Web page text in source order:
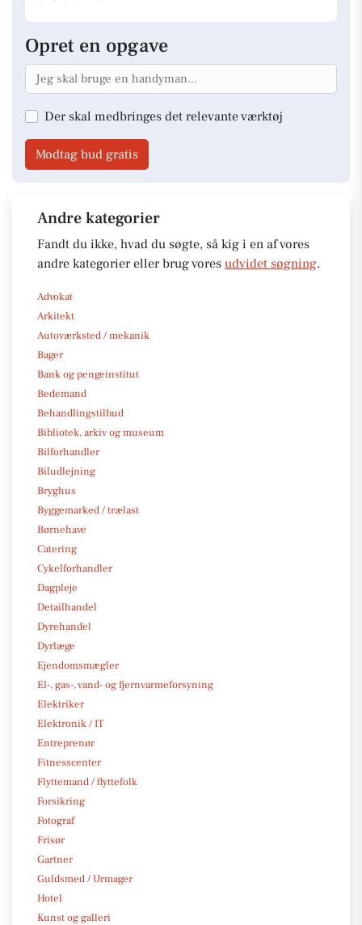
Opret en opgave
Der skal medbringes det relevante værktøj
Modtag bud gratis
Andre kategorier
Fandt du ikke, hvad du søgte, så kig i en af vores
andre kategorier eller brug vores udvidet søgning.
Advokat
Arkitekt
Autoværksted / mekanik
Bager
Bank og pengeinstitut
Bedemand
Behandlingstilbud
Bibliotek, arkiv og museum
Bilforhandler
Biludlejning
Bryghus
Byggemarked / trælast
Børnehave
Catering
Cykelforhandler
Dagpleje
Detailhandel
Dyrehandel
Dyrlæge
Ejendomsmægler
El-, gas-, vand- og fjernvarmeforsyning
Elektriker
Elektronik / IT
Entreprenør
Fitnesscenter
Flyttemand / flyttefolk
Forsikring
Fotograf
Frisør
Gartner
Guldsmed / Urmager
Hotel
Kunst og galleri